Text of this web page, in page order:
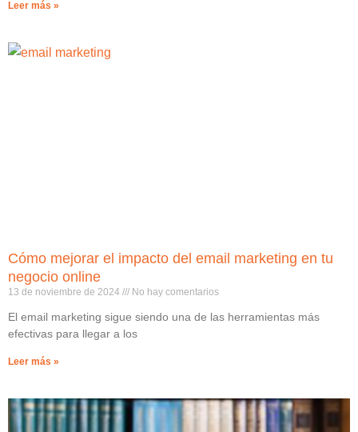
Leer más »
Cómo mejorar el impacto del email marketing en tu
negocio online
13 de noviembre de 2024 No hay comentarios
El email marketing sigue siendo una de las herramientas más
efectivas para llegar a los
Leer más »